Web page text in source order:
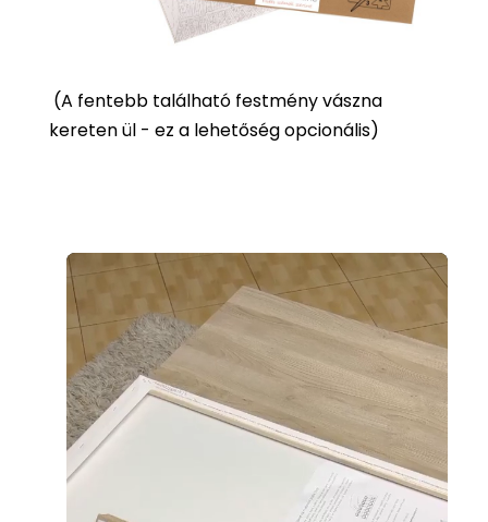
(A fentebb található festmény vászna
kereten ül - ez a lehetőség opcionális)